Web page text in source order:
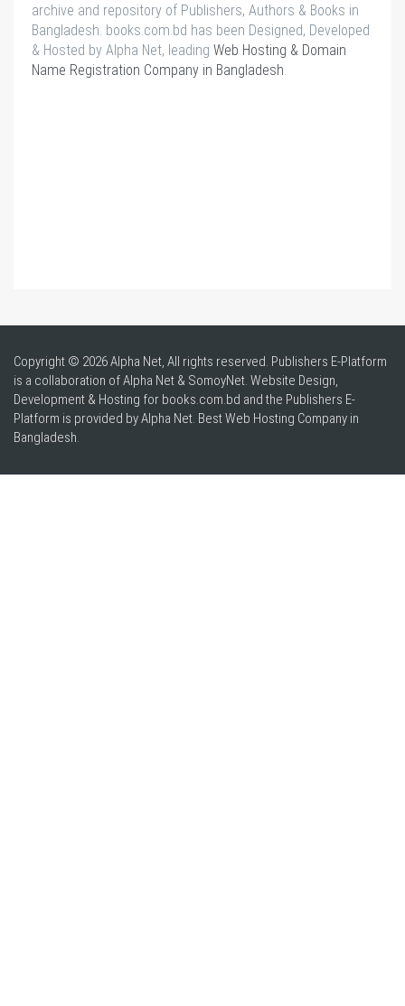
archive and repository of Publishers, Authors & Books in
Bangladesh. books.com.bd has been Designed, Developed
& Hosted by Alpha Net, leading Web Hosting & Domain
Name Registration Company in Bangladesh
Copyright © 2026 Alpha Net, All rights reserved. Publishers E-Platform
is a collaboration of Alpha Net & SomoyNet. Website Design
Development & Hosting for books.com.bd and the Publishers E-
Platform is provided by Alpha Net. BestWeb Hosting Company in
Bangladesh